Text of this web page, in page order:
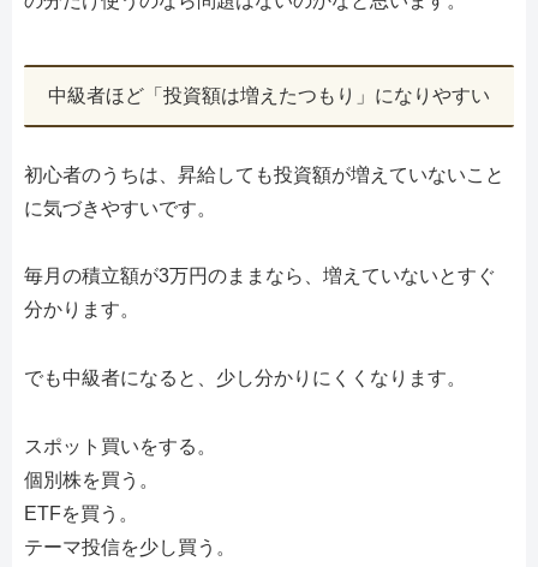
中級者ほど「投資額は増えたつもり」になりやすい
初心者のうちは、昇給しても投資額が増えていないこと
に気づきやすいです。
毎月の積立額が3万円のままなら、増えていないとすぐ
分かります。
でも中級者になると、少し分かりにくくなります。
スポット買いをする。
個別株を買う。
ETFを買う。
テーマ投信を少し買う。